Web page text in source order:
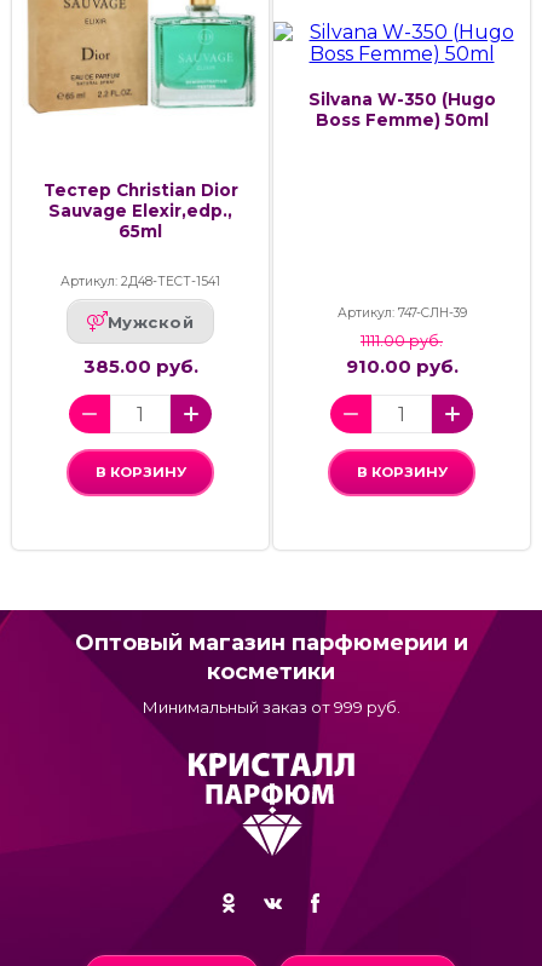
Тестер Christian Dior
Sauvage Elexir,edp.,
65ml
Артикул: 2Д48-ТЕСТ-1541
Мужской
385.00 руб.
В КОРЗИНУ
Silvana W-350 (Hugo
Boss Femme) 50ml
Артикул: 747-СЛН-39
1111.00 руб.
910.00 руб.
В КОРЗИНУ
Оптовый магазин парфюмерии и
косметики
Минимальный заказ от 999 руб.